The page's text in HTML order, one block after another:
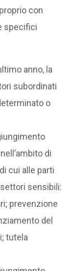
con
specifici
anno, la
subordinati
o
di
cui alle parti
settori sensibili:
prevenzione
del
tutela